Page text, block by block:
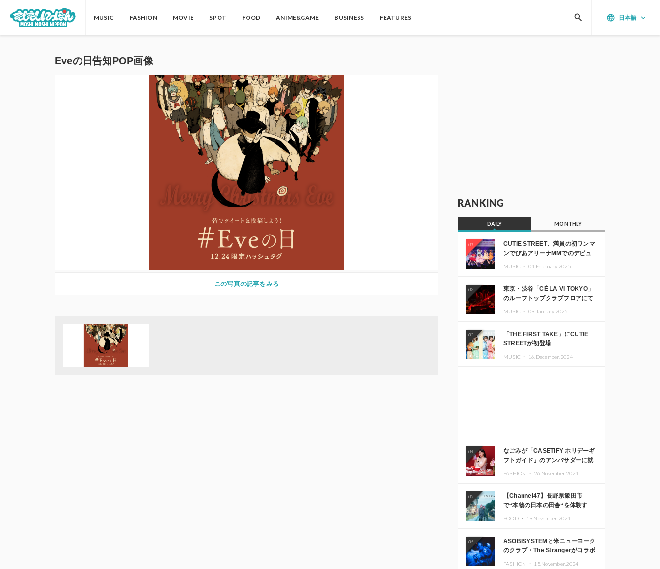
MUSIC FASHION MOVIE SPOT FOOD ANIME&GAME BUSINESS FEATURES language 日本語 keyboard_arrow_down
search
Eveの日告知POP画像
この写真の記事をみる
RANKING
DAILY MONTHLY
01
CUTIE STREET、満員の初ワンマ
ンでぴあアリーナMMでのデビュ
MUSIC ・ 04.February.2025
02
東京・渋谷「CÉ LA VI TOKYO」
のルーフトップクラブフロアにて
Kza（FORCE OF NATURE）ら日
本を代表するDJ・クリエイターが
出演
MUSIC ・ 09.January.2025
03
「THE FIRST TAKE」にCUTIE
STREETが初登場
MUSIC ・ 16.December.2024
04
なごみが「CASETiFY ホリデーギ
フトガイド」のアンバサダーに就
FASHION ・ 26.November.2024
05
【Channel47】長野県飯田市
で“本物の日本の田舎“を体験す
FOOD ・ 19.November.2024
06
ASOBISYSTEMと米ニューヨーク
のクラブ・The Strangerがコラボ
FASHION ・ 15.November.2024